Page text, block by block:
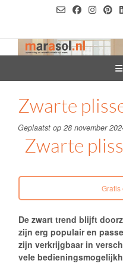
Zwarte
Geplaatst op 28 november
Zwarte
Gratis
De zwart trend blijft
zijn erg populair en
zijn verkrijgbaar in
vele